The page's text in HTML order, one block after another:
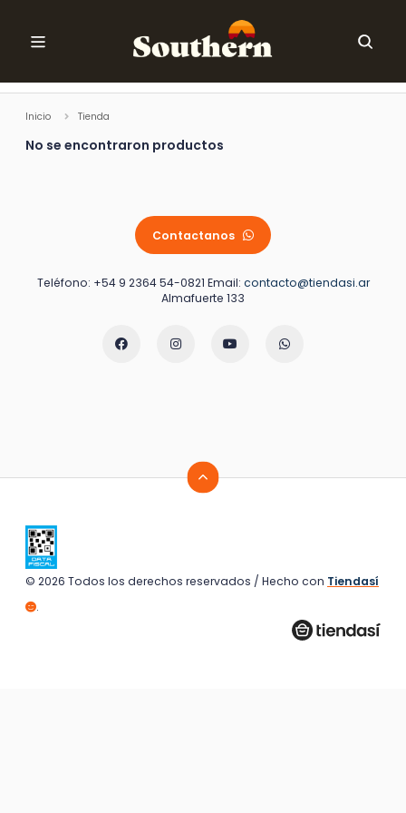
Inicio Tienda
No se encontraron productos
Contactanos
Teléfono: +54 9 2364 54-0821 Email: contacto@tiendasi.ar
Almafuerte 133
© 2026 Todos los derechos reservados / Hecho con Tiendasí
.